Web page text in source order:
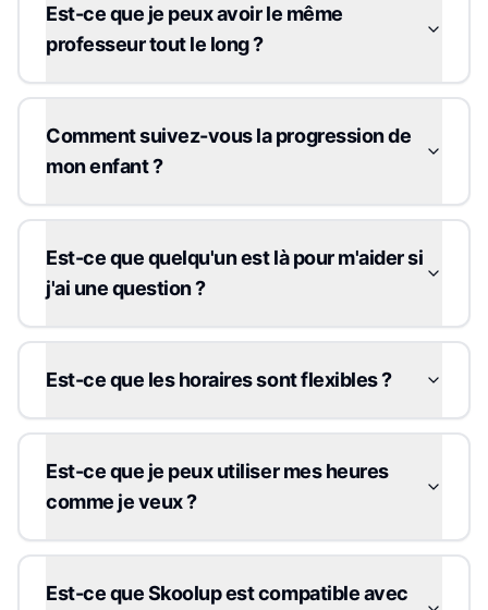
Est-ce que je peux avoir le même
professeur tout le long ?
Comment suivez-vous la progression de
mon enfant ?
Est-ce que quelqu'un est là pour m'aider si
j'ai une question ?
Est-ce que les horaires sont flexibles ?
Est-ce que je peux utiliser mes heures
comme je veux ?
Est-ce que Skoolup est compatible avec